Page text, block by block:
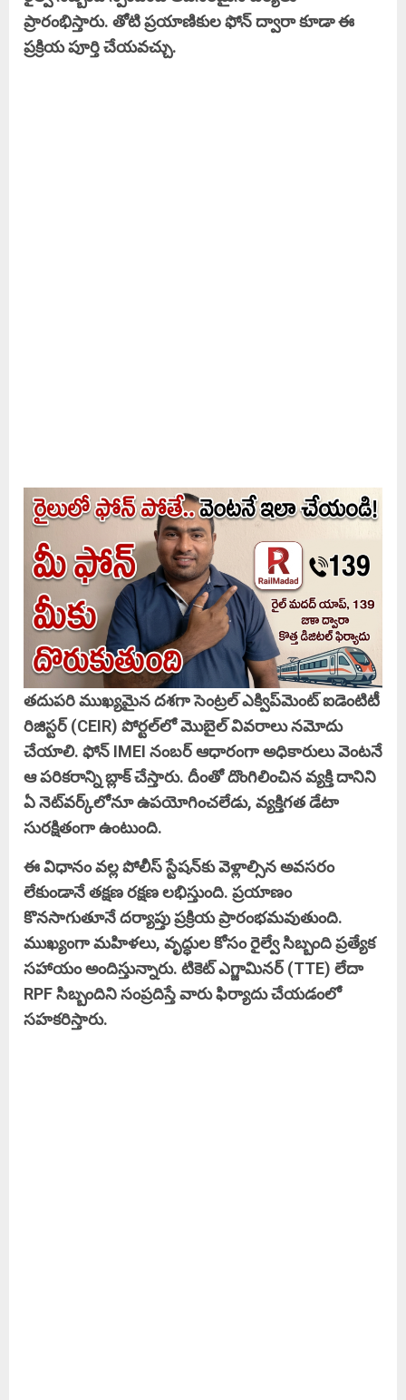
ప్రారంభిస్తారు. తోటి ప్రయాణికుల ఫోన్ ద్వారా కూడా ఈ
ప్రక్రియ పూర్తి చేయవచ్చు.
తదుపరి ముఖ్యమైన దశగా సెంట్రల్‌ ఎక్విప్‌మెంట్‌ ఐడెంటిటీ
రిజిస్టర్‌ (CEIR) పోర్టల్‌లో మొబైల్ వివరాలు నమోదు
చేయాలి. ఫోన్ IMEI నంబర్ ఆధారంగా అధికారులు వెంటనే
ఆ పరికరాన్ని బ్లాక్ చేస్తారు. దీంతో దొంగిలించిన వ్యక్తి దానిని
ఏ నెట్‌వర్క్‌లోనూ ఉపయోగించలేడు, వ్యక్తిగత డేటా
సురక్షితంగా ఉంటుంది.
ఈ విధానం వల్ల పోలీస్ స్టేషన్‌కు వెళ్లాల్సిన అవసరం
లేకుండానే తక్షణ రక్షణ లభిస్తుంది. ప్రయాణం
కొనసాగుతూనే దర్యాప్తు ప్రక్రియ ప్రారంభమవుతుంది.
ముఖ్యంగా మహిళలు, వృద్ధుల కోసం రైల్వే సిబ్బంది ప్రత్యేక
సహాయం అందిస్తున్నారు. టికెట్ ఎగ్జామినర్ (TTE) లేదా
RPF సిబ్బందిని సంప్రదిస్తే వారు ఫిర్యాదు చేయడంలో
సహకరిస్తారు.